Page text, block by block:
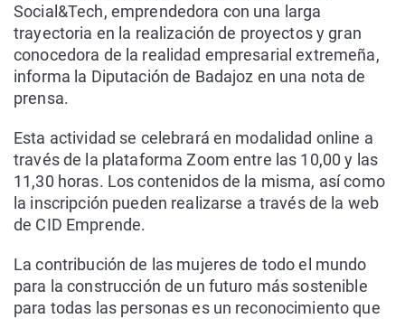
Social&Tech, emprendedora con una larga
trayectoria en la realización de proyectos y gran
conocedora de la realidad empresarial extremeña,
informa la Diputación de Badajoz en una nota de
prensa.
Esta actividad se celebrará en modalidad online a
través de la plataforma Zoom entre las 10,00 y las
11,30 horas. Los contenidos de la misma, así como
la inscripción pueden realizarse a través de la web
de CID Emprende.
La contribución de las mujeres de todo el mundo
para la construcción de un futuro más sostenible
para todas las personas es un reconocimiento que